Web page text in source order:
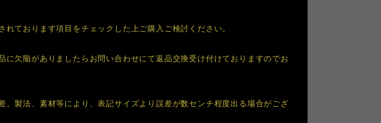
ております項目をチェックした上ご購入ご検討ください。
欠陥がありましたらお問い合わせにて返品交換受け付けておりますのでお
、製法、素材等により、表記サイズより誤差が数センチ程度出る場合がござ